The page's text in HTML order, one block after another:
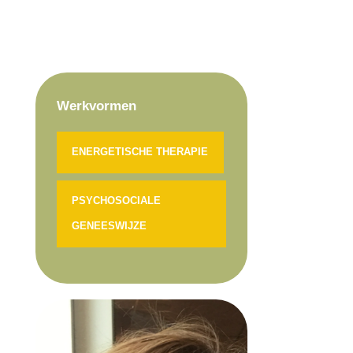
Werkvormen
ENERGETISCHE THERAPIE
PSYCHOSOCIALE
GENEESWIJZE